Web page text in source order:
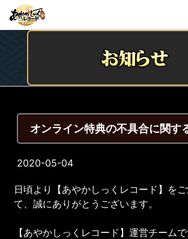
オンライン特典の不具合に関す
2020-05-04
日頃より【あやかしっくレコード】を
て、誠にありがとうございます。
【あやかしっくレコード】運営チームで